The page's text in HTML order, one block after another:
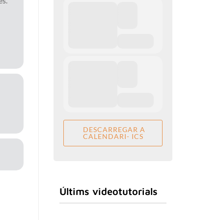
DESCARREGAR A
CALENDARI- ICS
Últims videotutorials